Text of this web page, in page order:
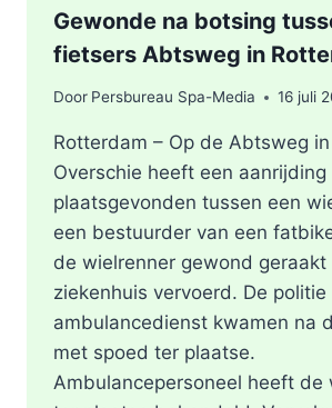
Gewonde na botsing
fietsers Abtsweg in
Door Persbureau Spa-Media 16 juli
Rotterdam – Op de Abtsweg
Overschie heeft een aanrijding
plaatsgevonden tussen een
een bestuurder van een
de wielrenner gewond geraakt
ziekenhuis vervoerd. De politie
ambulancedienst kwamen na
met spoed ter plaatse.
Ambulancepersoneel heeft de